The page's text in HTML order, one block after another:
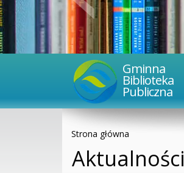
Gminna
Biblioteka
Publiczna
Strona główna
Aktualności